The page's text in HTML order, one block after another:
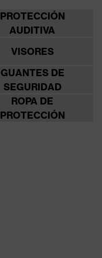
PROTECCIÓN
AUDITIVA
VISORES
GUANTES DE
SEGURIDAD
ROPA DE
PROTECCIÓN